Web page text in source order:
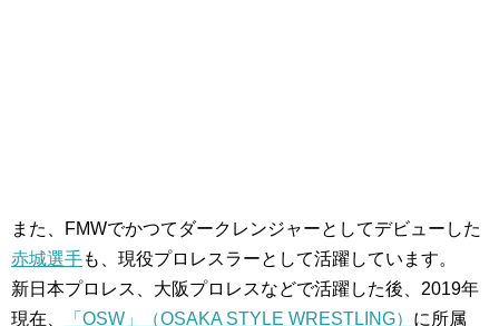
また、FMWでかつてダークレンジャーとしてデビューした
赤城選手も、現役プロレスラーとして活躍しています。
新日本プロレス、大阪プロレスなどで活躍した後、2019年
現在、
「OSW」（OSAKA STYLE WRESTLING） に所属